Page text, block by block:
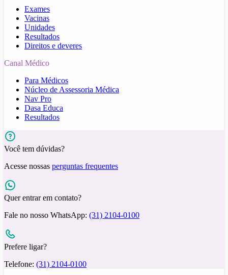
Exames
Vacinas
Unidades
Resultados
Direitos e deveres
Canal Médico
Para Médicos
Núcleo de Assessoria Médica
Nav Pro
Dasa Educa
Resultados
Você tem dúvidas?
Acesse nossas perguntas frequentes
Quer entrar em contato?
Fale no nosso WhatsApp: (31) 2104-0100
Prefere ligar?
Telefone: (31) 2104-0100